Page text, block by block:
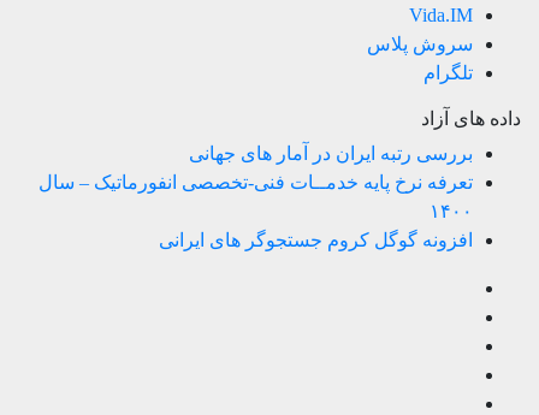
Vida.IM
سروش پلاس
تلگرام
داده های آزاد
بررسی رتبه ایران در آمار های جهانی
تعرفه نرخ پایه خدمــات فنی-تخصصی انفورماتیک – سال
۱۴۰۰
افزونه گوگل کروم جستجوگر های ایرانی